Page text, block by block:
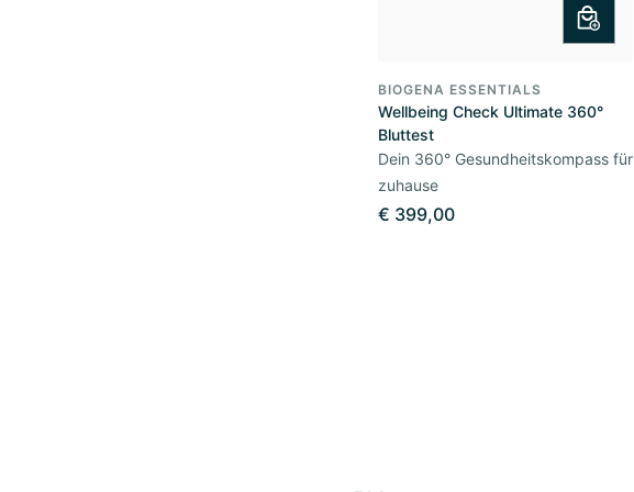
BIOGENA ESSENTIALS
Wellbeing Check Ultimate 360°
Bluttest
Dein 360° Gesundheitskompass für
zuhause
€ 399,00